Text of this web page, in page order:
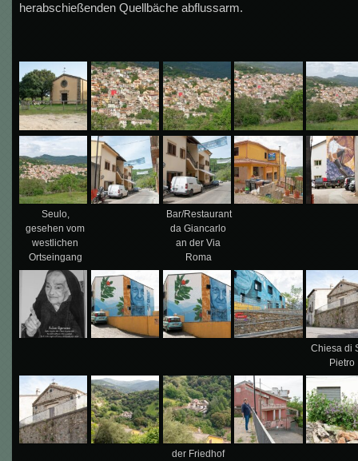
herabschießenden Quellbäche abflussarm.
Seulo,
gesehen vom
westlichen
Ortseingang
Bar/Restaurant
da Giancarlo
an der Via
Roma
Chiesa di
Pietro
der Friedhof